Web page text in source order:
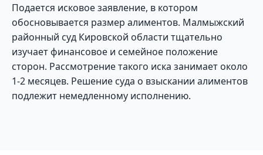
Подается исковое заявление, в котором
обосновывается размер алиментов. Малмыжский
районный суд Кировской области тщательно
изучает финансовое и семейное положение
сторон. Рассмотрение такого иска занимает около
1-2 месяцев. Решение суда о взыскании алиментов
подлежит немедленному исполнению.